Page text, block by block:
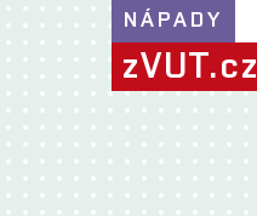
NÁPADY
zVUT.cz